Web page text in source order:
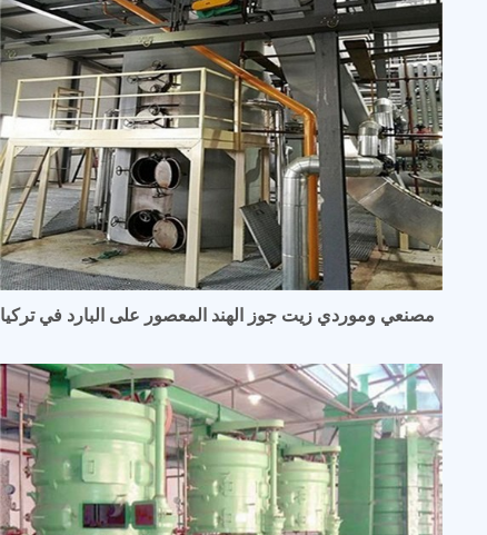
مصنعي وموردي زيت جوز الهند المعصور على البارد في تركيا